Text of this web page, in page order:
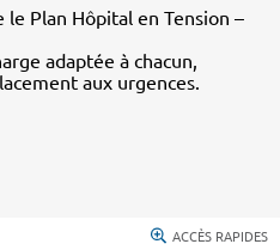
Plan Hôpital en Tension –
adaptée à chacun,
aux urgences.
ACCÈS RAPIDES